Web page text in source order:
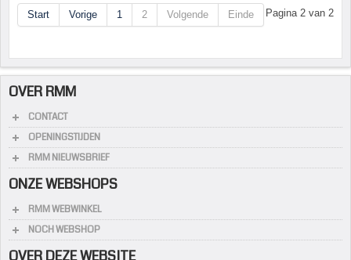
Pagina 2 van 2
Start Vorige 1 2 Volgende Einde
OVER RMM
CONTACT
OPENINGSTIJDEN
RMM NIEUWSBRIEF
ONZE WEBSHOPS
RMM WEBWINKEL
NOCH WEBSHOP